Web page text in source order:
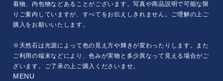
着物、内包物などあることがございます。写真や商品説明で可能な限
りご案内していますが、すべてをお伝えしきれません。ご理解の上ご
購入をお願いいたします。
※天然石は光源によって色の見え方や輝きが変わったりします。また
ご利用の端末などにより、色みが実物と多少異なって見える場合がご
ざいます。ご了承の上ご購入くださいませ。
MENU